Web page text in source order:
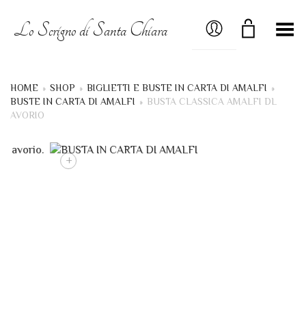
Lo Scrigno di Santa Chiara MY ACCOUNT
Menú
HOME » SHOP » BIGLIETTI E BUSTE IN CARTA DI AMALFI »
BUSTE IN CARTA DI AMALFI » BUSTA CLASSICA AMALFI DL
AVORIO